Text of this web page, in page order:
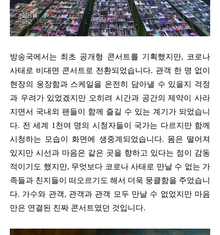
방송국에서는 최초 공개형 콘서트를 기획했지만, 코로나
사태로 비대면 콘서트로 전환되었습니다. 관객 한 명 없이
현장의 웅장함과 스케일을 온전히 담아낼 수 있을지 걱정
과 우려가 있었겠지만 오히려 시간과 공간의 제약이 사라
지면서 국내외 팬들이 함께 즐길 수 있는 계기가 되었습니
다. 전 세계 1천여 명의 시청자들이 국가는 다르지만 함께
시청하는 모습이 화면에 생중계되었습니다. 몸은 떨어져
있지만 시선과 마음은 같은 곳을 향하고 있다는 점이 감동
적이기도 했지만, 무엇보다 코로나 사태로 만날 수 없는 가
족들과 친지들이 떠오르기도 해서 더욱 뭉클함을 주었습니
다. 가수와 관객, 관객과 관객 모두 만날 수 없었지만 마음
만은 연결된 진짜 콘서트였던 것입니다.